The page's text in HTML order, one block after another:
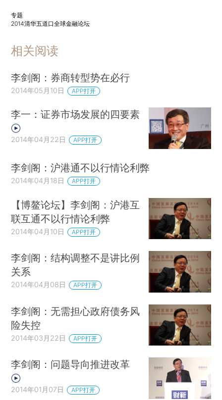
专题
2014清华五道口全球金融论坛
相关阅读
李剑阁：券商转型势在必行
2014年05月10日 APP打开
李一：证券市场发展的四要素
2014年04月22日 APP打开
李剑阁：沪港通不以行情论利弊
2014年04月18日 APP打开
【博鳌论坛】李剑阁：沪港互
联互通不以行情论利弊
2014年04月10日 APP打开
李剑阁：结构调整不是讲比例
关系
2014年04月08日 APP打开
李剑阁：无需担心政府债务风
险失控
2014年03月22日 APP打开
李剑阁：问题导向推进改革
2014年01月07日 APP打开